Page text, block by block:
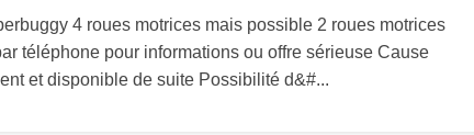
4 roues motrices mais possible 2 roues motrices
téléphone pour informations ou offre sérieuse Cause
et disponible de suite Possibilité d&#...